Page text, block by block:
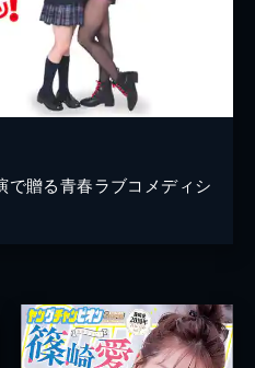
で贈る青春ラブコメディシ